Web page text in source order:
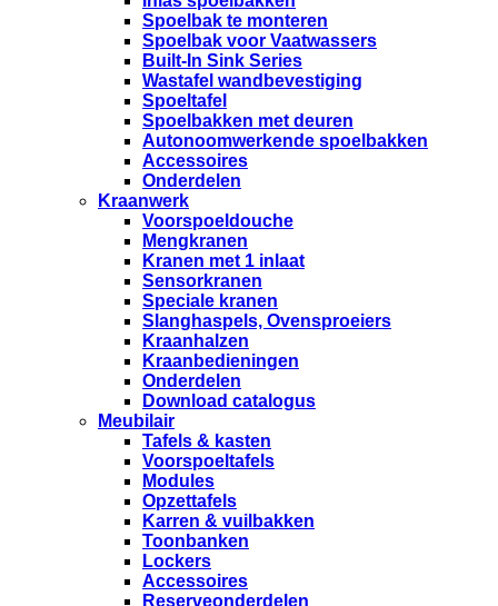
Spoelbak te monteren
Spoelbak voor Vaatwassers
Built-In Sink Series
Wastafel wandbevestiging
Spoeltafel
Spoelbakken met deuren
Autonoomwerkende spoelbakken
Accessoires
Onderdelen
Kraanwerk
Voorspoeldouche
Mengkranen
Kranen met 1 inlaat
Sensorkranen
Speciale kranen
Slanghaspels, Ovensproeiers
Kraanhalzen
Kraanbedieningen
Onderdelen
Download catalogus
Meubilair
Tafels & kasten
Voorspoeltafels
Modules
Opzettafels
Karren & vuilbakken
Toonbanken
Lockers
Accessoires
Reserveonderdelen